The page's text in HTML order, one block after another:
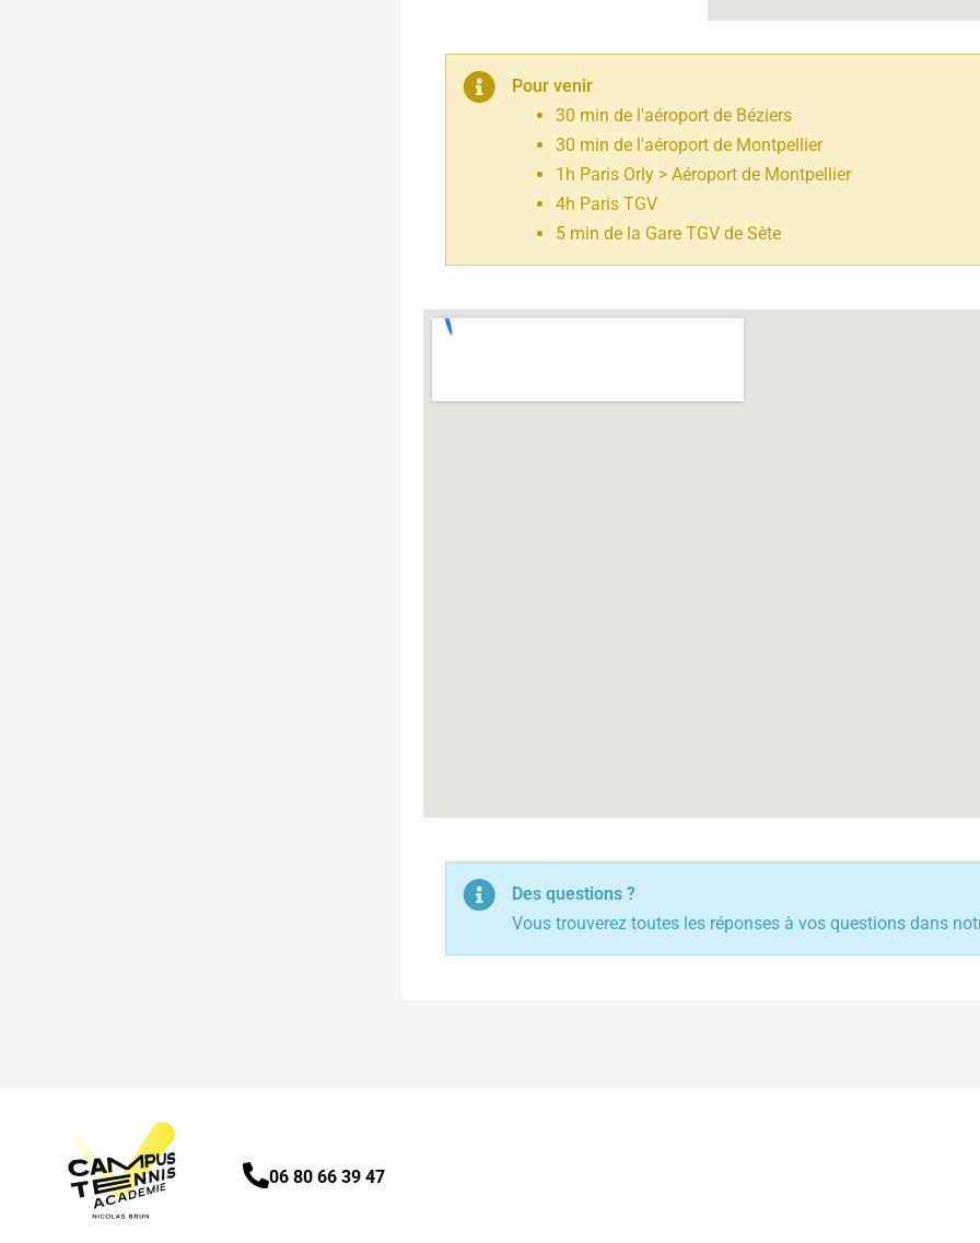
Pour venir
30 min de l'aéroport de Béziers
30 min de l'aéroport de Montpellier
1h Paris Orly > Aéroport de Montpellier
4h Paris TGV
5 min de la Gare TGV de Sète
Des questions ?
Vous trouverez toutes les réponses à vos questions dans
06 80 66 39 47